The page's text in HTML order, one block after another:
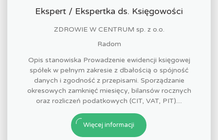
Ekspert / Ekspertka ds. Księgowości
ZDROWIE W CENTRUM sp. z o.o.
Radom
Opis stanowiska Prowadzenie ewidencji księgowej
spółek w pełnym zakresie z dbałością o spójność
danych i zgodność z przepisami. Sporządzanie
okresowych zamknięć miesięcy, bilansów rocznych
oraz rozliczeń podatkowych (CIT, VAT, PIT)....
Więcej informacji